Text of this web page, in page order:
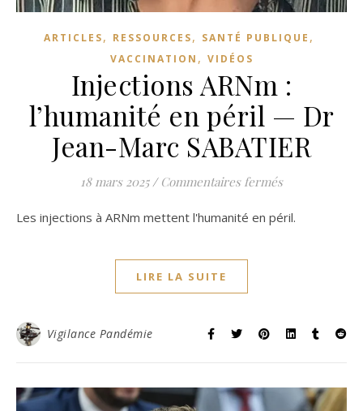
ARTICLES, RESSOURCES, SANTÉ PUBLIQUE ,
VACCINATION , VIDÉOS
Injections ARNm :
l’humanité en péril — Dr
Jean-Marc SABATIER
18 mars 2025 / Commentaires ferméssur Injections
Les injections à ARNm mettent l'humanité en péril.
LIRE LA SUITE
Vigilance Pandémie